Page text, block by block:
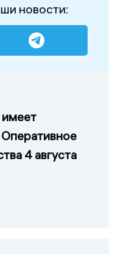
новости:
имеет
4 августа